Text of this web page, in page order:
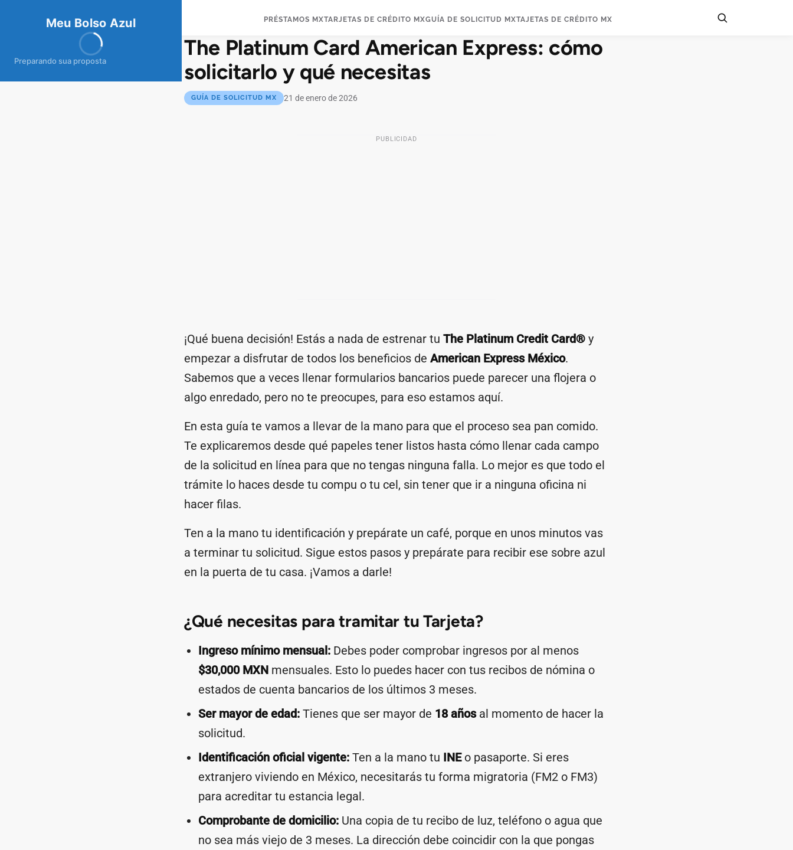
Meu Bolso Azul
Preparando sua proposta
meubolsoAz PRÉSTAMOS MXTARJETAS DE CRÉDITO MXGUÍA DE SOLICITUD MXTAJETAS DE CRÉDITO MX
The Platinum Card American Express: cómo
solicitarlo y qué necesitas
GUÍA DE SOLICITUD MX 21 de enero de 2026
PUBLICIDAD
¡Qué buena decisión! Estás a nada de estrenar tu The Platinum Credit Card® y
empezar a disfrutar de todos los beneficios de American Express México.
Sabemos que a veces llenar formularios bancarios puede parecer una flojera o
algo enredado, pero no te preocupes, para eso estamos aquí.
En esta guía te vamos a llevar de la mano para que el proceso sea pan comido.
Te explicaremos desde qué papeles tener listos hasta cómo llenar cada campo
de la solicitud en línea para que no tengas ninguna falla. Lo mejor es que todo el
trámite lo haces desde tu compu o tu cel, sin tener que ir a ninguna oficina ni
hacer filas.
Ten a la mano tu identificación y prepárate un café, porque en unos minutos vas
a terminar tu solicitud. Sigue estos pasos y prepárate para recibir ese sobre azul
en la puerta de tu casa. ¡Vamos a darle!
¿Qué necesitas para tramitar tu Tarjeta?
Ingreso mínimo mensual: Debes poder comprobar ingresos por al menos
$30,000 MXN mensuales. Esto lo puedes hacer con tus recibos de nómina o
estados de cuenta bancarios de los últimos 3 meses.
Ser mayor de edad: Tienes que ser mayor de 18 añosal momento de hacer la
solicitud.
Identificación oficial vigente: Ten a la mano tu INEo pasaporte. Si eres
extranjero viviendo en México, necesitarás tu forma migratoria (FM2 o FM3)
para acreditar tu estancia legal.
Comprobante de domicilio: Una copia de tu recibo de luz, teléfono o agua que
no sea más viejo de 3 meses. La dirección debe coincidir con la que pongas